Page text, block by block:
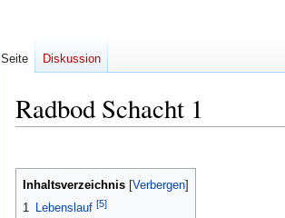
Radbod Schacht 1
Navigation
springen
Suche
springen
Inhaltsverzeichnis
1 Lebenslauf [5]
Seite Diskussion